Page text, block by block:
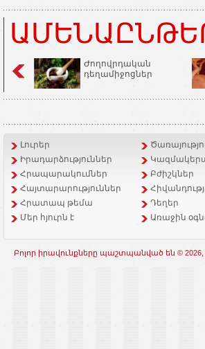
Ժողովրդական
դեղամիջոցներ
Լուրեր
Իրադարձություններ
Հրապարակումներ
Բժիշկներ
Հայտարարություններ
Հրատապ թեմա
Դեղեր
Մեր հյուրն է
Առաջին
Բոլոր իրավունքները պաշտպանված են © 2026,